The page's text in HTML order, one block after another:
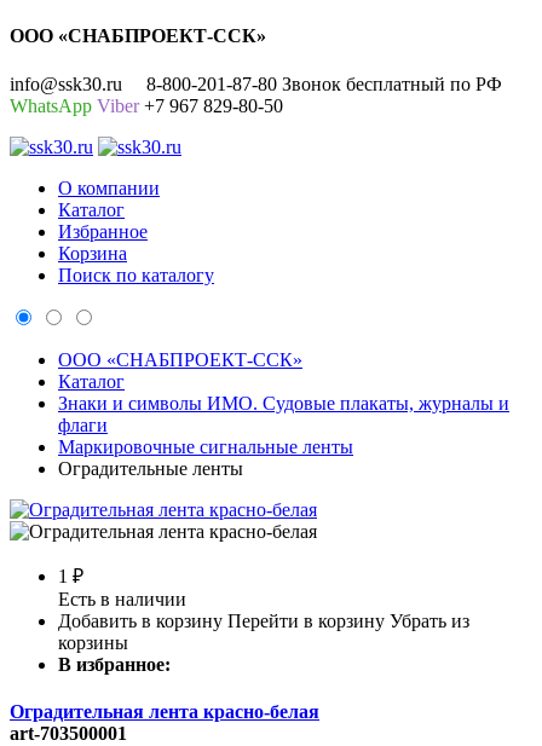
ООО «СНАБПРОЕКТ-ССК»
info@ssk30.ru
8-800-201-87-80 Звонок бесплатный по РФ
WhatsApp Viber+7 967 829-80-50
О компании
Каталог
Избранное
Корзина
Поиск по каталогу
ООО «СНАБПРОЕКТ-ССК»
Каталог
Знаки и символы ИМО. Судовые плакаты, журналы и
флаги
Маркировочные сигнальные ленты
Оградительные ленты
1 ₽
Есть в наличии
Добавить в корзину Перейти в корзину Убрать из
корзины
В избранное:
Оградительная лента красно-белая
art-703500001